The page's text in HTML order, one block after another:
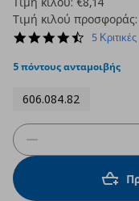
Τιμή κιλού προσφοράς:
4.6
rating
5 Κριτικές
5 πόντους ανταμοιβής
606.084.82